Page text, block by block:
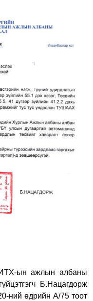
ын ажлын албаны
Б.Нацагдорж
ний өдрийн А/75 тоот